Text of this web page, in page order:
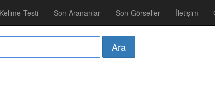
Kelime Testi Son Arananlar Son Görseller İletişim